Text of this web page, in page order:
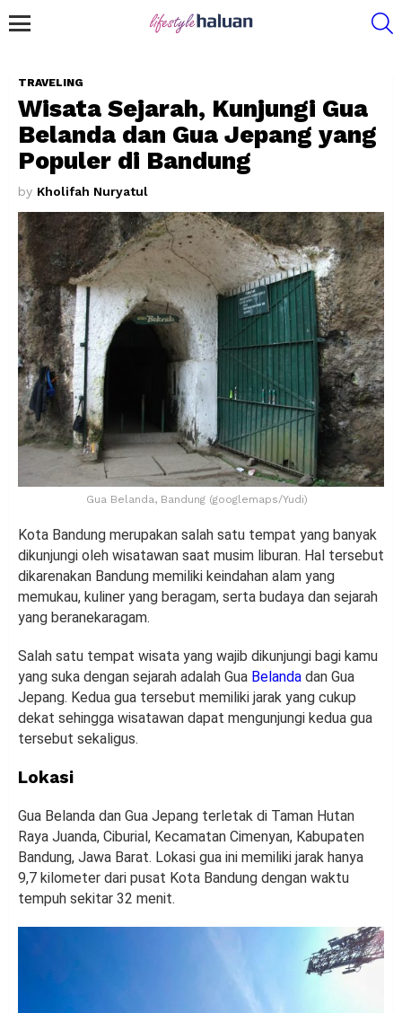
TRAVELING
Wisata Sejarah, Kunjungi Gua
Belanda dan Gua Jepang yang
Populer di Bandung
by Kholifah Nuryatul
Gua Belanda, Bandung (googlemaps/Yudi)
Kota Bandung merupakan salah satu tempat yang banyak
dikunjungi oleh wisatawan saat musim liburan. Hal tersebut
dikarenakan Bandung memiliki keindahan alam yang
memukau, kuliner yang beragam, serta budaya dan sejarah
yang beranekaragam.
Salah satu tempat wisata yang wajib dikunjungi bagi kamu
yang suka dengan sejarah adalah Gua Belanda dan Gua
Jepang. Kedua gua tersebut memiliki jarak yang cukup
dekat sehingga wisatawan dapat mengunjungi kedua gua
tersebut sekaligus.
Lokasi
Gua Belanda dan Gua Jepang terletak di Taman Hutan
Raya Juanda, Ciburial, Kecamatan Cimenyan, Kabupaten
Bandung, Jawa Barat. Lokasi gua ini memiliki jarak hanya
9,7 kilometer dari pusat Kota Bandung dengan waktu
tempuh sekitar 32 menit.